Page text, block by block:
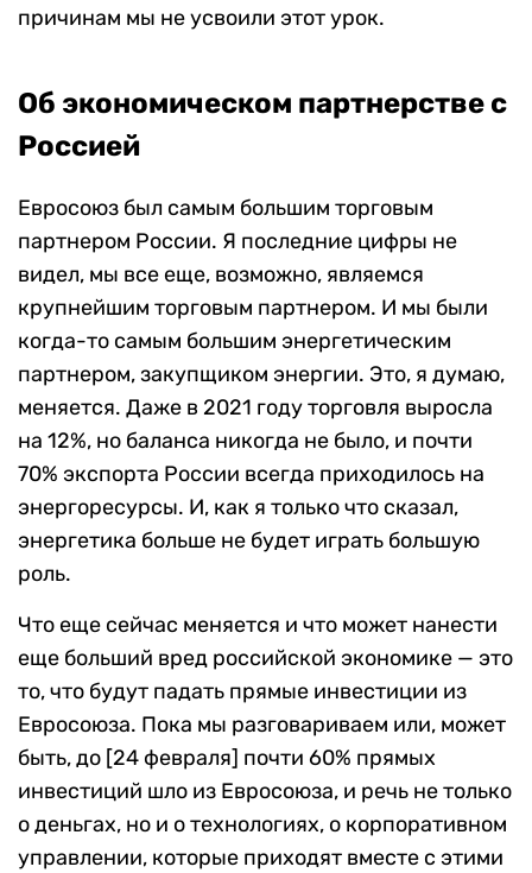
причинам мы не усвоили этот урок.
Об экономическом партнерстве с
Россией
Евросоюз был самым большим торговым
партнером России. Я последние цифры не
видел, мы все еще, возможно, являемся
крупнейшим торговым партнером. И мы были
когда-то самым большим энергетическим
партнером, закупщиком энергии. Это, я думаю,
меняется. Даже в 2021 году торговля выросла
на 12%, но баланса никогда не было, и почти
70% экспорта России всегда приходилось на
энергоресурсы. И, как я только что сказал,
энергетика больше не будет играть большую
роль.
Что еще сейчас меняется и что может нанести
еще больший вред российской экономике — это
то, что будут падать прямые инвестиции из
Евросоюза. Пока мы разговариваем или, может
быть, до [24 февраля] почти 60% прямых
инвестиций шло из Евросоюза, и речь не только
о деньгах, но и о технологиях, о корпоративном
управлении, которые приходят вместе с этими